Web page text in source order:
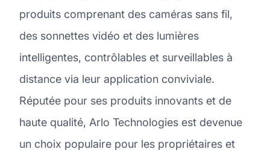
produits comprenant des caméras sans fil,
des sonnettes vidéo et des lumières
intelligentes, contrôlables et surveillables à
distance via leur application conviviale.
Réputée pour ses produits innovants et de
haute qualité, Arlo Technologies est devenue
un choix populaire pour les propriétaires et